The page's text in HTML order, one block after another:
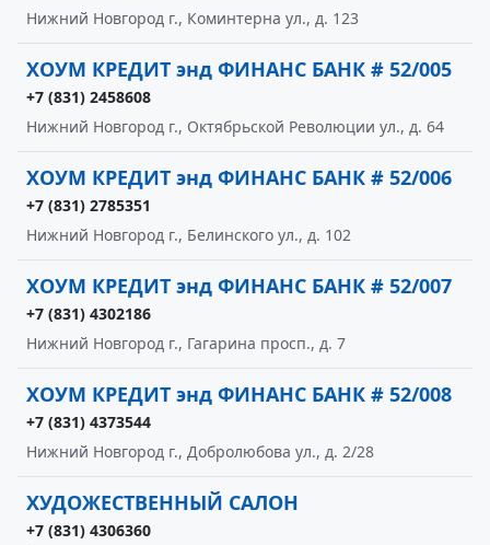
Нижний Новгород г., Коминтерна ул., д. 123
ХОУМ КРЕДИТ энд ФИНАНС БАНК # 52/005
+7 (831) 2458608
Нижний Новгород г., Октябрьской Революции ул., д. 64
ХОУМ КРЕДИТ энд ФИНАНС БАНК # 52/006
+7 (831) 2785351
Нижний Новгород г., Белинского ул., д. 102
ХОУМ КРЕДИТ энд ФИНАНС БАНК # 52/007
+7 (831) 4302186
Нижний Новгород г., Гагарина просп., д. 7
ХОУМ КРЕДИТ энд ФИНАНС БАНК # 52/008
+7 (831) 4373544
Нижний Новгород г., Добролюбова ул., д. 2/28
ХУДОЖЕСТВЕННЫЙ САЛОН
+7 (831) 4306360